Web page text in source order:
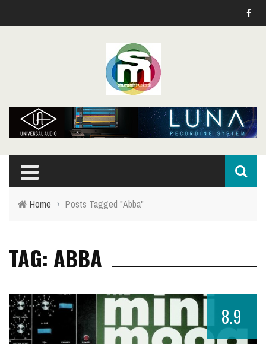
Home › Posts Tagged "Abba"
TAG: ABBA
8.9